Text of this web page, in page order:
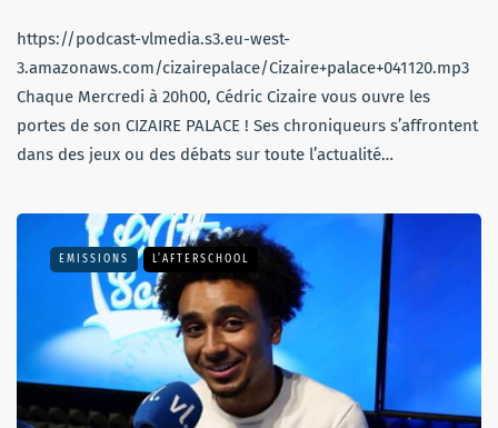
https://podcast-vlmedia.s3.eu-west-
3.amazonaws.com/cizairepalace/Cizaire+palace+041120.mp3
Chaque Mercredi à 20h00, Cédric Cizaire vous ouvre les
portes de son CIZAIRE PALACE ! Ses chroniqueurs s’affrontent
dans des jeux ou des débats sur toute l’actualité…
EMISSIONS L’AFTERSCHOOL